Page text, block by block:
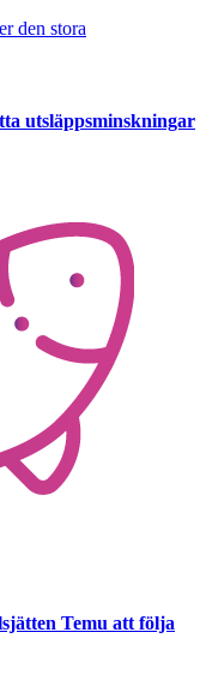
den stora
utsläppsminskningar
Temu att följa